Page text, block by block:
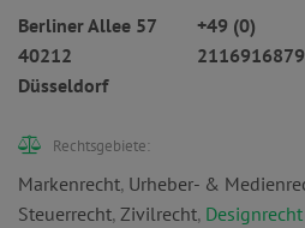
Berliner Allee 57
40212
Düsseldorf
+49 (0)
Rechtsgebiete:
Markenrecht, Urheber- &
Steuerrecht, Zivilrecht, Designrecht